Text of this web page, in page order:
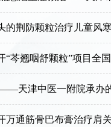
的荆防颗粒治疗儿童风
“芩翘咽舒颗粒”项目全
——天津中医一附院承办
万通筋骨巴布膏治疗肩